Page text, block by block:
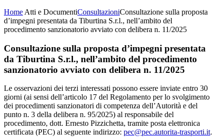
Home Atti e DocumentiConsultazioniConsultazione sulla proposta
d’impegni presentata da Tiburtina S.r.l., nell’ambito del
procedimento sanzionatorio avviato con delibera n. 11/2025
Consultazione sulla proposta d’impegni presentata
da Tiburtina S.r.l., nell’ambito del procedimento
sanzionatorio avviato con delibera n. 11/2025
Le osservazioni dei terzi interessati possono essere inviate entro 30
giorni (ai sensi dell’articolo 17 del Regolamento per lo svolgimento
dei procedimenti sanzionatori di competenza dell’Autorità e del
punto n. 3 della delibera n. 95/2025) al responsabile del
procedimento, dott. Ernesto Pizzichetta, tramite posta elettronica
certificata (PEC) al seguente indirizzo: pec@pec.autorita-trasporti.it.